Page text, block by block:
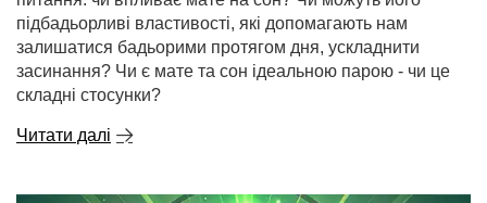
підбадьорливі властивості, які допомагають нам
залишатися бадьорими протягом дня, ускладнити
засинання? Чи є мате та сон ідеальною парою - чи це
складні стосунки?
Читати далі